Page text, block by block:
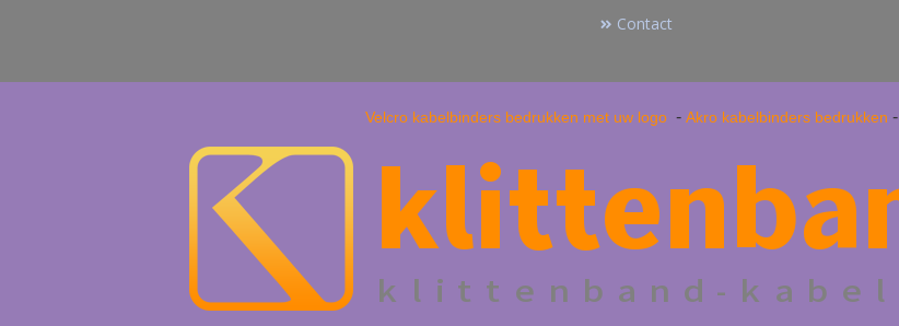
Contact
Velcro kabelbinders bedrukken met uw logo- Akro kabelbinders bedrukken -